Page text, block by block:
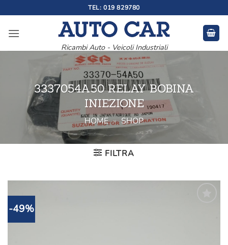
ai
contenuti
TEL: 019 829780
Ricambi Auto - Veicoli Industriali
3337054A50 RELAY BOBINA
INIEZIONE
HOME » SHOP
FILTRA
-49%